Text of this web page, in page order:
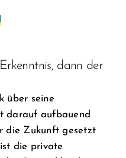
dann der
über seine
darauf aufbauend
die Zukunft gesetzt
die private